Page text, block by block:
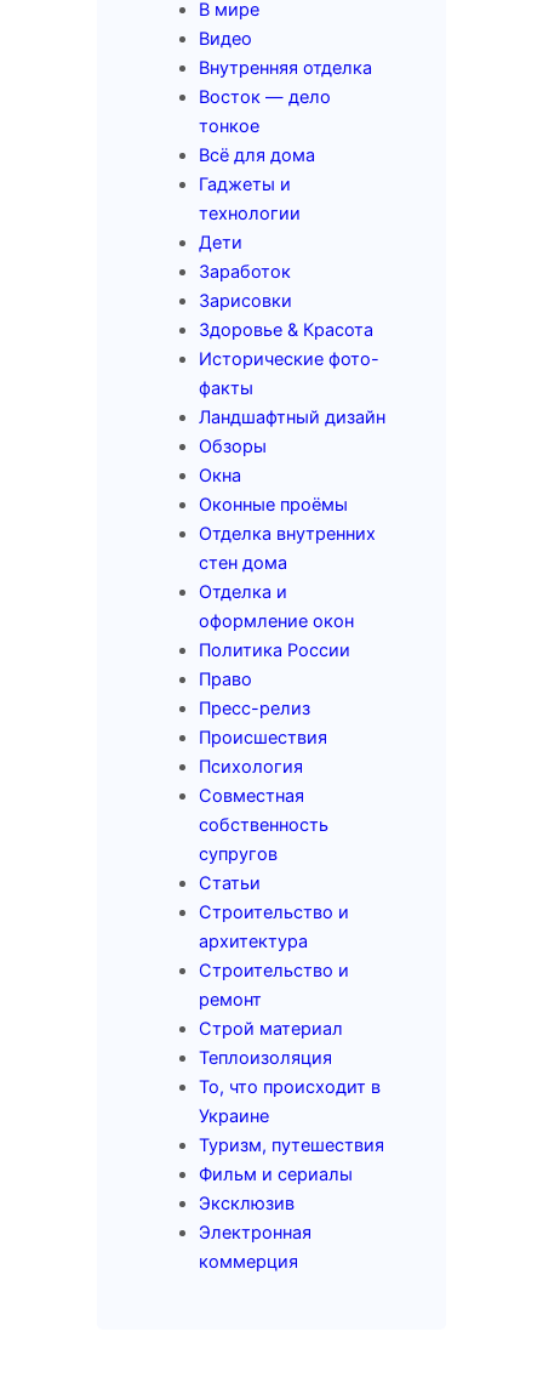
В мире
Видео
Внутренняя отделка
Восток — дело
тонкое
Всё для дома
Гаджеты и
технологии
Дети
Заработок
Зарисовки
Здоровье & Красота
Исторические фото-
факты
Ландшафтный дизайн
Обзоры
Окна
Оконные проёмы
Отделка внутренних
стен дома
Отделка и
оформление окон
Политика России
Право
Пресс-релиз
Происшествия
Психология
Совместная
собственность
супругов
Статьи
Строительство и
архитектура
Строительство и
ремонт
Строй материал
Теплоизоляция
То, что происходит в
Украине
Туризм, путешествия
Фильм и сериалы
Эксклюзив
Электронная
коммерция